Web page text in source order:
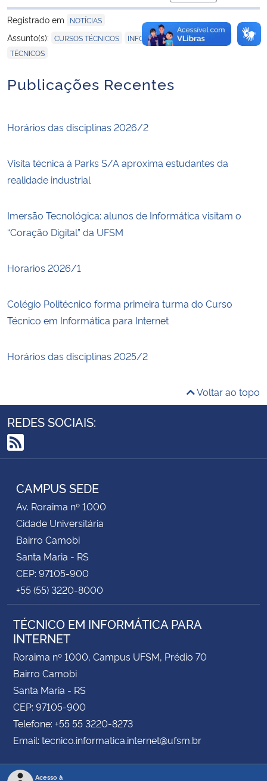
para área de
Registrado em
NOTÍCIAS
Assunto(s): CURSOS TÉCNICOS INFORMÁTICA , POLITÉCNICO
TÉCNICOS
Publicações Recentes
Horários das disciplinas 2026/2
Visita técnica à Parks S/A aproxima estudantes da
realidade industrial
Imersão Tecnológica: alunos de Informática visitam o
“Coração Digital” da UFSM
Horarios 2026/1
Colégio Politécnico forma primeira turma do Curso
Técnico em Informática para Internet
Horários das disciplinas 2025/2
Voltar ao topo
REDES SOCIAIS:
RSS
CAMPUS SEDE
Av. Roraima nº 1000
Cidade Universitária
Bairro Camobi
Santa Maria - RS
CEP: 97105-900
+55 (55) 3220-8000
TÉCNICO EM INFORMÁTICA PARA
INTERNET
Roraima nº 1000, Campus UFSM, Prédio 70
Bairro Camobi
Santa Maria - RS
CEP: 97105-900
Telefone: +55 55 3220-8273
Email: tecnico.informatica.internet@ufsm.br
Acesso à